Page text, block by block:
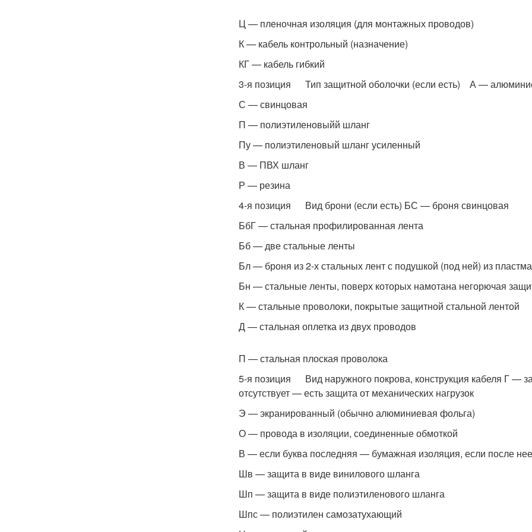
Ц — пленочная изоляция (для монтажных проводов)
К — кабель контрольный (назначение)
КГ — кабель гибкий
3-я позиция Тип защитной оболочки (если есть) А —
С — свинцовая
П — полиэтиленовыйй шланг
Пу — полиэтиленовый шланг усиленный
В — ПВХ шланг
Р — резина
4-я позиция Вид брони (если есть) БС — броня свинцовая
БбГ — стальная профилированная лента
Бб — две стальные ленты
Бл — броня из 2-х стальных лент с подушкой (под ней) из
Бн — стальные ленты, поверх которых намотана негорючая
К — стальные проволоки, покрытые защитной стальной лентой
Д — стальная оплетка из двух проводов
П — стальная плоская проволока
5-я позиция Вид наружного покрова, конструкция кабеля Г —
отсутствует — есть защита от механических нагрузок
Э — экранированный (обычно алюминиевая фольга)
О — провода в изоляции, соединенные обмоткой
В — если буква последняя — бумажная изоляция, если после
Шв — защита в виде винилового шланга
Шп — защита в виде полиэтиленового шланга
Шпс — полиэтилен самозатухающий